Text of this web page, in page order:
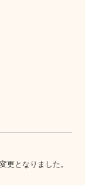
更となりました。